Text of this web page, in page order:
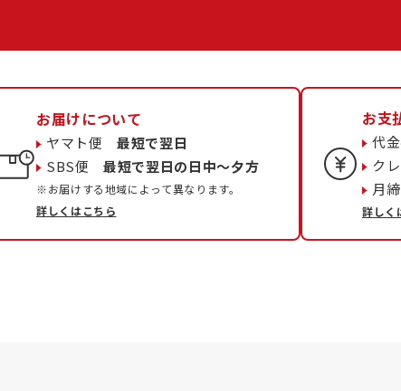
お届けについて
ヤマト便最短で翌日
SBS便最短で翌日の日中〜夕方
※お届けする地域によって異なります。
詳しくはこちら
お支
代
ク
月
詳しく